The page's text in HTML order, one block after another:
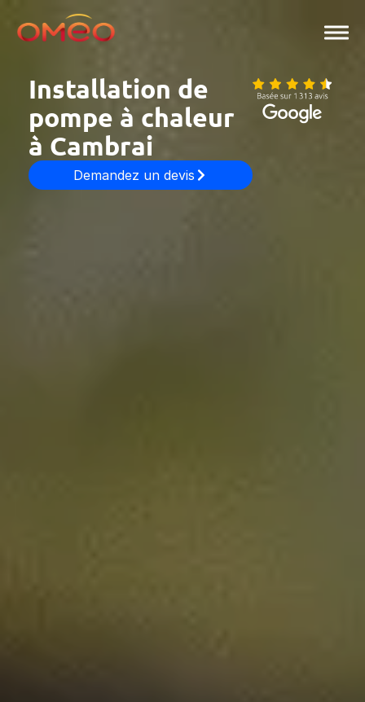
contenu
Installation de
pompe à chaleur
à Cambrai
Demandez un devis